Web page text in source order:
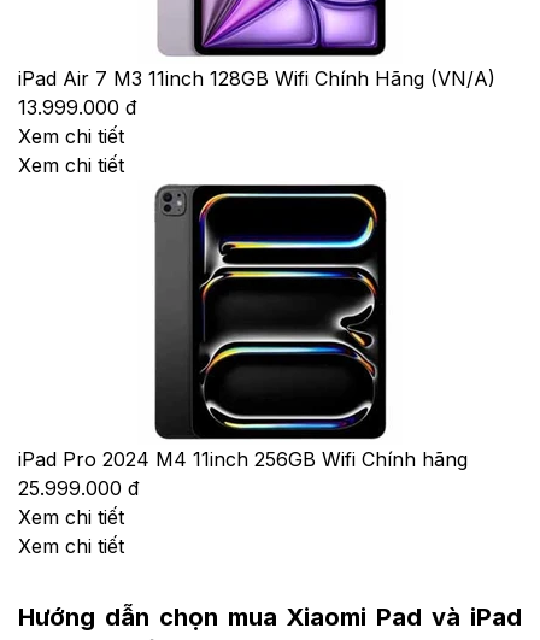
iPad Air 7 M3 11inch 128GB Wifi Chính Hãng (VN/A)
13.999.000 đ
Xem chi tiết
Xem chi tiết
iPad Pro 2024 M4 11inch 256GB Wifi Chính hãng
25.999.000 đ
Xem chi tiết
Xem chi tiết
Hướng dẫn chọn mua Xiaomi Pad và iPad